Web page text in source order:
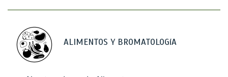
ALIMENTOS Y BROMATOLOGíA